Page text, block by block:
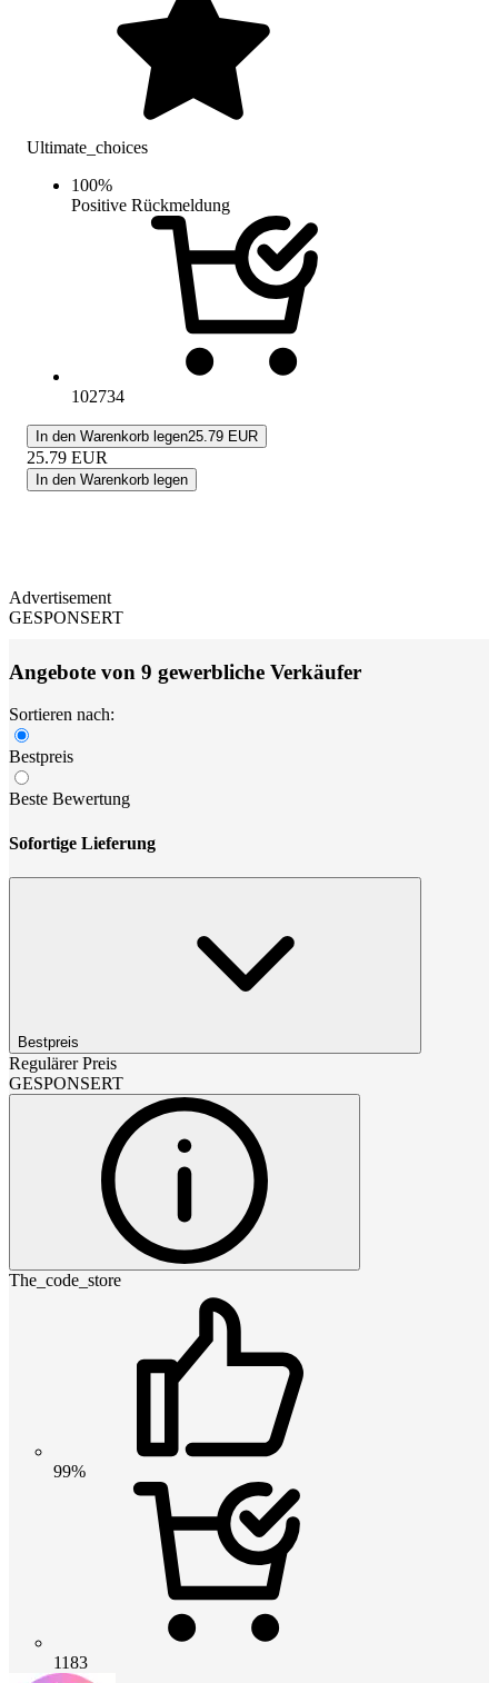
Ultimate_choices
100%
Positive Rückmeldung
102734
In den Warenkorb legen25.79 EUR
25.79 EUR
In den Warenkorb legen
Advertisement
GESPONSERT
Angebote von 9 gewerbliche Verkäufer
Sortieren nach:
Bestpreis
Beste Bewertung
Sofortige Lieferung
Bestpreis
Regulärer Preis
GESPONSERT
The_code_store
99%
1183